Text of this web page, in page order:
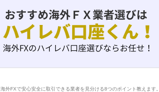
海外FXで安心安全に取引できる業者を見分ける8つのポイント教えます。